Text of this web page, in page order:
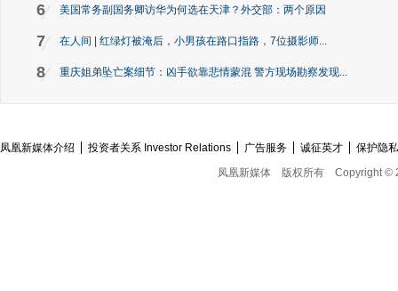
6 美国常务副国务卿访华为何选在天津？外交部：两个原因
7 在人间 | 红绿灯被淹后，小男孩在路口指路，7位摄影师...
8 重庆姐弟坠亡案细节：凶手欲靠悲情蒙混 警方现场勘察发现...
凤凰新媒体介绍 投资者关系 Investor Relations 广告服务 诚征英才
保护隐
凤凰新媒体
版权所有 Copyright ©